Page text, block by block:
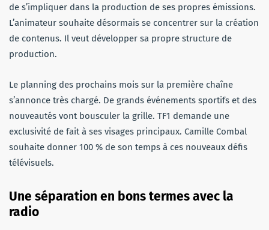
de s’impliquer dans la production de ses propres émissions.
L’animateur souhaite désormais se concentrer sur la création
de contenus. Il veut développer sa propre structure de
production.
Le planning des prochains mois sur la première chaîne
s’annonce très chargé. De grands événements sportifs et des
nouveautés vont bousculer la grille. TF1 demande une
exclusivité de fait à ses visages principaux. Camille Combal
souhaite donner 100 % de son temps à ces nouveaux défis
télévisuels.
Une séparation en bons termes avec la
radio